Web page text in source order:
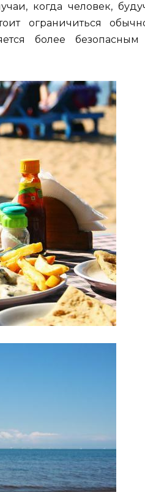
когда человек,
ограничиться
более